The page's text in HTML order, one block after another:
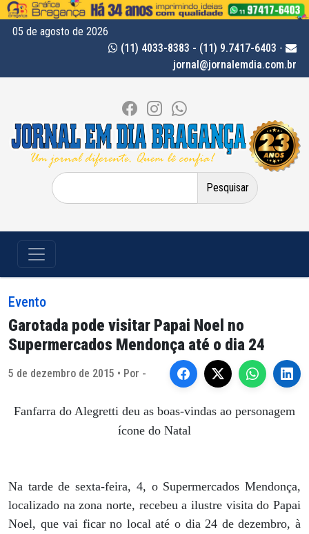
05 de agosto de 2026
(11) 4033-8383 - (11) 9.7417-6403 -
jornal@jornalemdia.com.br
Pesquisar
por:
Evento
Garotada pode visitar Papai Noel no
Supermercados Mendonça até o dia 24
5 de dezembro de 2015 • Por -
Fanfarra do Alegretti deu as boas-vindas ao personagem
ícone do Natal
Na tarde de sexta-feira, 4, o Supermercados Mendonça,
localizado na zona norte, recebeu a ilustre visita do Papai
Noel, que vai ficar no local até o dia 24 de dezembro, à